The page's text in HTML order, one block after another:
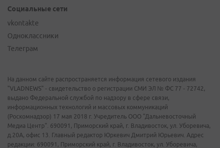
Социальные сети
vkontakte
Одноклассники
Телеграм
На данном сайте распространяется информация сетевого издания
"VLADNEWS" - свидетельство о регистрации СМИ ЭЛ № ФС 77 - 72742,
выдано Федеральной службой по надзору в сфере связи,
информационных технологий и массовых коммуникаций
(Роскомнадзор) 17 мая 2018 г. Учредитель ООО "Дальневосточный
Медиа Центр". 690091, Приморский край, г. Владивосток, ул. Уборевича,
д.20А, офис 13. Главный редактор Юркевич Дмитрий Юрьевич. Адрес
редакции: 690091, Приморский край, г. Владивосток, ул. Уборевича,